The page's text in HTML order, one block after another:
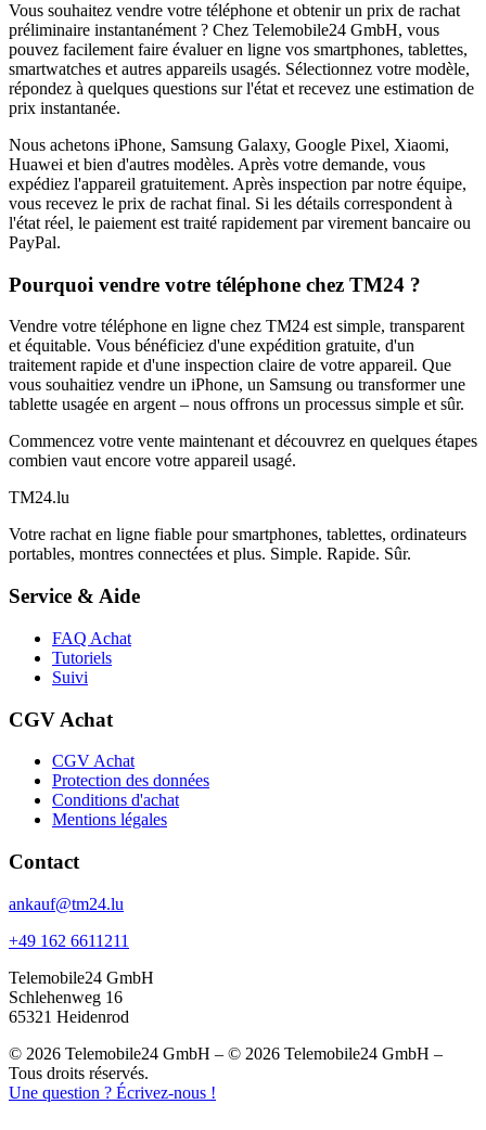
Vous souhaitez vendre votre téléphone et obtenir un prix de rachat
préliminaire instantanément ? Chez Telemobile24 GmbH, vous
pouvez facilement faire évaluer en ligne vos smartphones, tablettes,
smartwatches et autres appareils usagés. Sélectionnez votre modèle,
répondez à quelques questions sur l'état et recevez une estimation de
prix instantanée.
Nous achetons iPhone, Samsung Galaxy, Google Pixel, Xiaomi,
Huawei et bien d'autres modèles. Après votre demande, vous
expédiez l'appareil gratuitement. Après inspection par notre équipe,
vous recevez le prix de rachat final. Si les détails correspondent à
l'état réel, le paiement est traité rapidement par virement bancaire ou
PayPal.
Pourquoi vendre votre téléphone chez TM24 ?
Vendre votre téléphone en ligne chez TM24 est simple, transparent
et équitable. Vous bénéficiez d'une expédition gratuite, d'un
traitement rapide et d'une inspection claire de votre appareil. Que
vous souhaitiez vendre un iPhone, un Samsung ou transformer une
tablette usagée en argent – nous offrons un processus simple et sûr.
Commencez votre vente maintenant et découvrez en quelques étapes
combien vaut encore votre appareil usagé.
TM24.lu
Votre rachat en ligne fiable pour smartphones, tablettes, ordinateurs
portables, montres connectées et plus. Simple. Rapide. Sûr.
Service & Aide
FAQ Achat
Tutoriels
Suivi
CGV Achat
CGV Achat
Protection des données
Conditions d'achat
Mentions légales
Contact
ankauf@tm24.lu
+49 162 6611211
Telemobile24 GmbH
Schlehenweg 16
65321 Heidenrod
© 2026 Telemobile24 GmbH – © 2026 Telemobile24 GmbH –
Tous droits réservés.
Une question ? Écrivez-nous !